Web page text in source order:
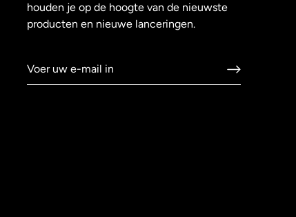
houden je op de hoogte van de nieuwste
producten en nieuwe lanceringen.